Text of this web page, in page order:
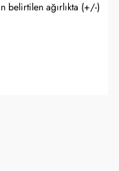
belirtilen ağırlıkta (+/-)